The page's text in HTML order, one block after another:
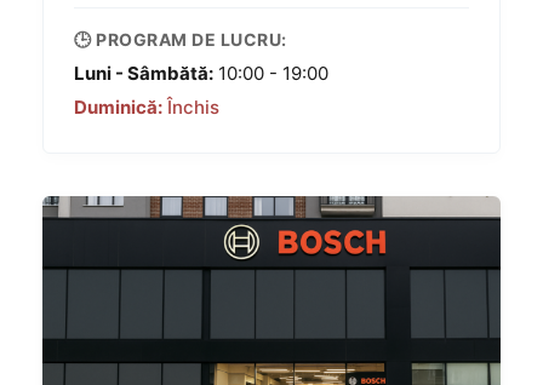
🕒 PROGRAM DE LUCRU:
Luni - Sâmbătă: 10:00 - 19:00
Duminică:Închis